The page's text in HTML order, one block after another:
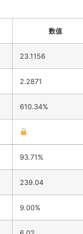
数值
23.1156
2.2871
610.34%
93.71%
239.04
9.00%